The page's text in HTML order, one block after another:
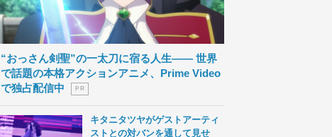
“おっさん剣聖”の一太刀に宿る人生―― 世界
で話題の本格アクションアニメ、Prime Video
で独占配信中
P R
キタニタツヤがゲストアーティ
ストとの対バンを通して見せ